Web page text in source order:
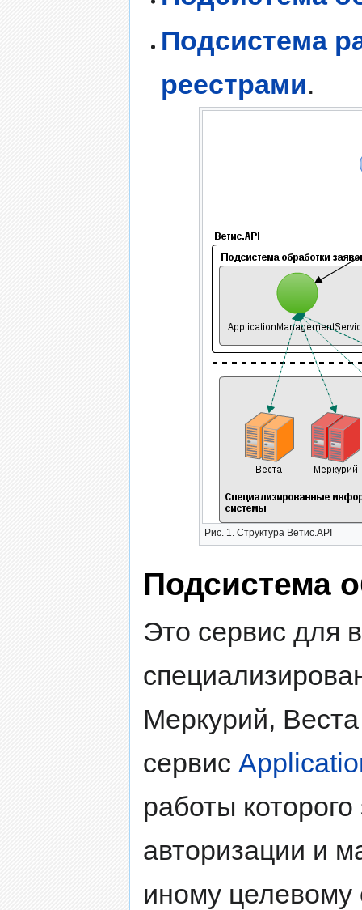
Подсистема
реестрами.
Рис. 1. Структура Ветис.API
Подсистема
Это сервис для
Меркурий,
сервис
работы
авторизации и
иному целевому